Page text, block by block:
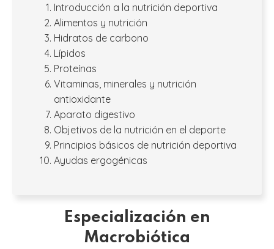
Introducción a la nutrición deportiva
Alimentos y nutrición
Hidratos de carbono
Lípidos
Proteínas
Vitaminas, minerales y nutrición
antioxidante
Aparato digestivo
Objetivos de la nutrición en el deporte
Principios básicos de nutrición deportiva
Ayudas ergogénicas
Especialización en
Macrobiótica